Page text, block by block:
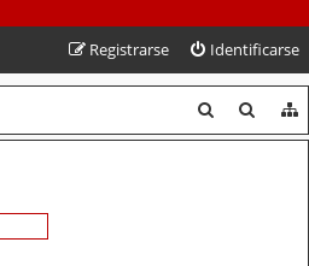
Identificarse
Registrarse
u
u